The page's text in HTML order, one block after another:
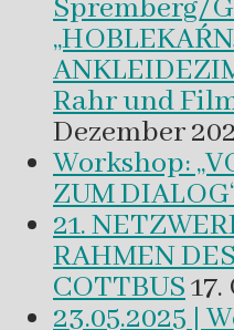
Spremberg/
Rahr und
Dezember
Workshop:
ZUM
21.
RAHMEN
COTTBUS
23.05.2025 |